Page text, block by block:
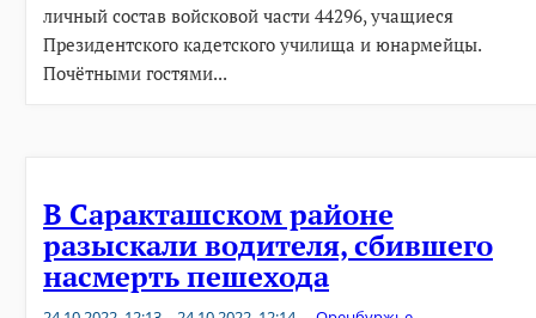
личный состав войсковой части 44296, учащиеся
Президентского кадетского училища и юнармейцы.
Почётными гостями...
В Саракташском районе
разыскали водителя, сбившего
насмерть пешехода